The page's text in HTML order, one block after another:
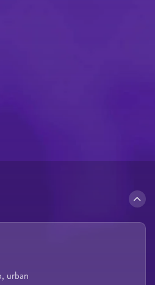
urban